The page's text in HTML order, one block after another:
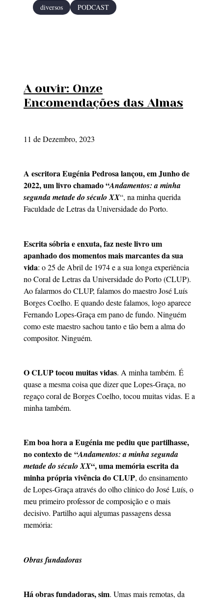
diversos PODCAST
A ouvir: Onze
Encomendações das Almas
11 de Dezembro, 2023
A escritora Eugénia Pedrosa lançou, em Junho de
2022, um livro chamado “Andamentos: a minha
segunda metade do século XX“, na minha querida
Faculdade de Letras da Universidade do Porto.
Escrita sóbria e enxuta, faz neste livro um
apanhado dos momentos mais marcantes da sua
vida: o 25 de Abril de 1974 e a sua longa experiência
no Coral de Letras da Universidade do Porto (CLUP).
Ao falarmos do CLUP, falamos do maestro José Luís
Borges Coelho. E quando deste falamos, logo aparece
Fernando Lopes-Graça em pano de fundo. Ninguém
como este maestro sachou tanto e tão bem a alma do
compositor. Ninguém.
O CLUP tocou muitas vidas. A minha também. É
quase a mesma coisa que dizer que Lopes-Graça, no
regaço coral de Borges Coelho, tocou muitas vidas. E a
minha também.
Em boa hora a Eugénia me pediu que partilhasse,
no contexto de “Andamentos: a minha segunda
metade do século XX“, uma memória escrita da
minha própria vivência do CLUP, do ensinamento
de Lopes-Graça através do olho clínico do José Luís, o
meu primeiro professor de composição e o mais
decisivo. Partilho aqui algumas passagens dessa
memória:
Obras fundadoras
Há obras fundadoras, sim. Umas mais remotas, da